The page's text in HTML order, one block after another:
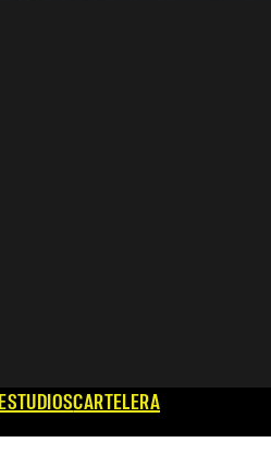
ESTUDIOSCARTELERA